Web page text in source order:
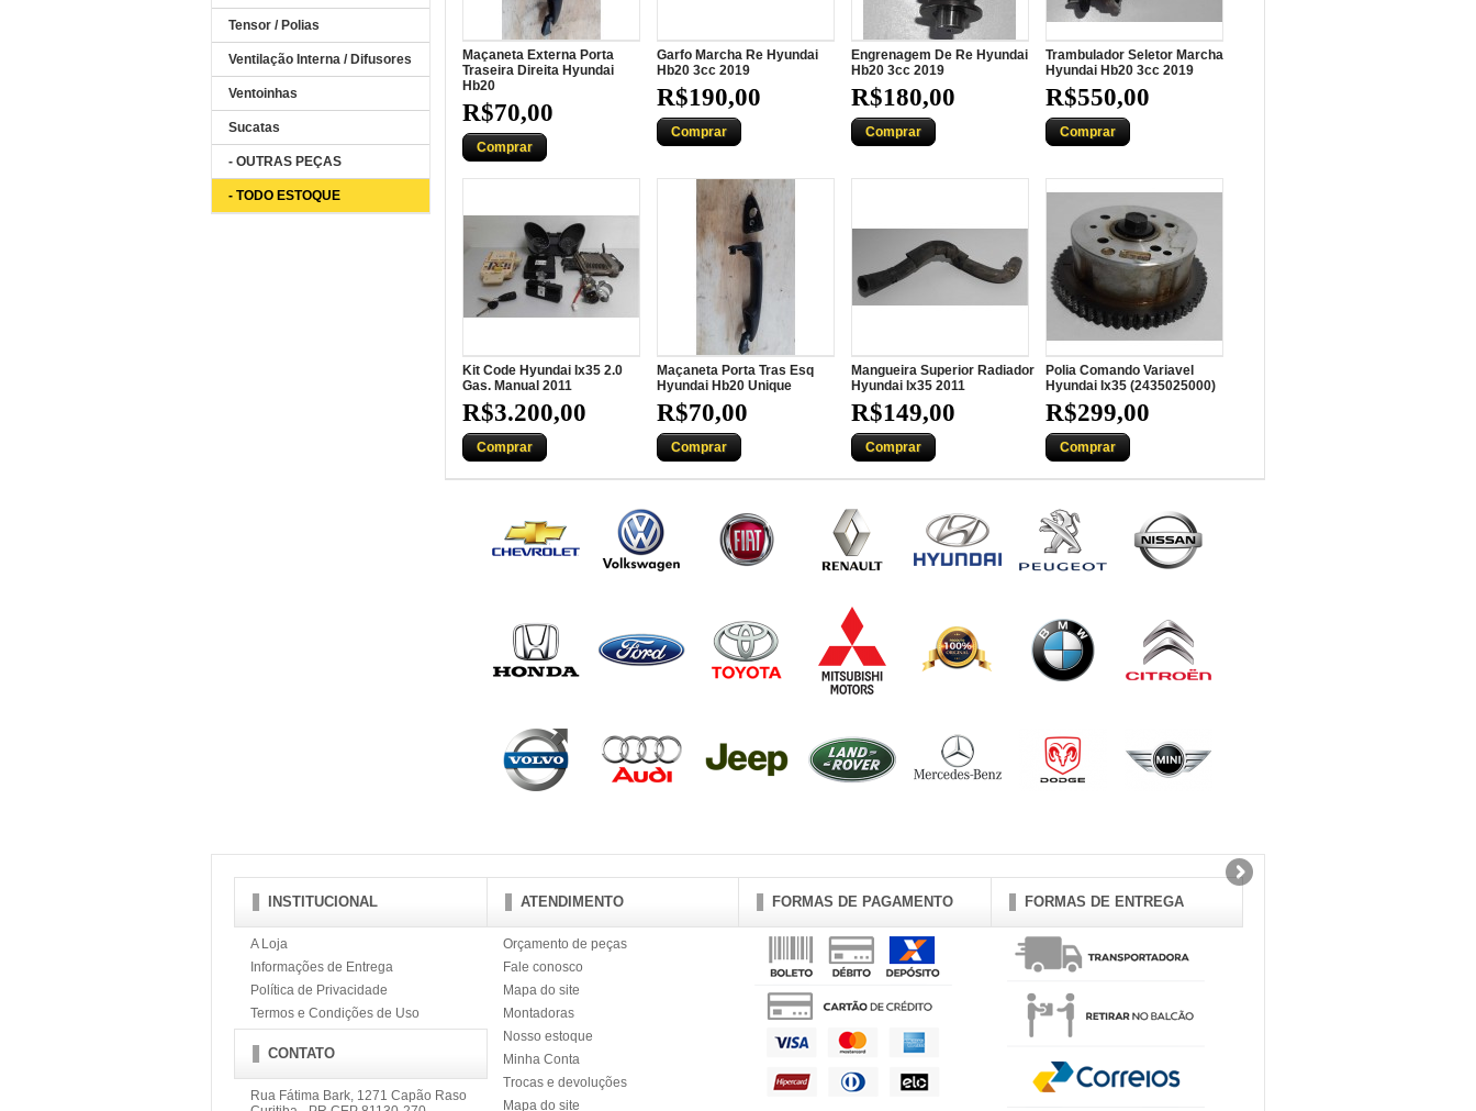
Tensor / Polias
Ventilação Interna / Difusores
Ventoinhas
Sucatas
- OUTRAS PEÇAS
- TODO ESTOQUE
Maçaneta Externa Porta
Traseira Direita Hyundai
Hb20
R$70,00
Comprar
Garfo Marcha Re Hyundai
Hb20 3cc 2019
R$190,00
Comprar
Engrenagem De Re Hyundai
Hb20 3cc 2019
R$180,00
Comprar
Trambulador Seletor Marcha
Hyundai Hb20 3cc 2019
R$550,00
Comprar
Kit Code Hyundai Ix35 2.0
Gas. Manual 2011
R$3.200,00
Comprar
Maçaneta Porta Tras Esq
Hyundai Hb20 Unique
R$70,00
Comprar
Mangueira Superior Radiador
Hyundai Ix35 2011
R$149,00
Comprar
Polia Comando Variavel
Hyundai Ix35 (2435025000)
R$299,00
Comprar
INSTITUCIONAL
A Loja
Informações de Entrega
Política de Privacidade
Termos e Condições de Uso
CONTATO
Rua Fátima Bark, 1271 Capão Raso
ATENDIMENTO
Orçamento de peças
Fale conosco
Mapa do site
Montadoras
Nosso estoque
Minha Conta
Trocas e devoluções
Mapa do site
FORMAS DE PAGAMENTO FORMAS DE ENTREGA